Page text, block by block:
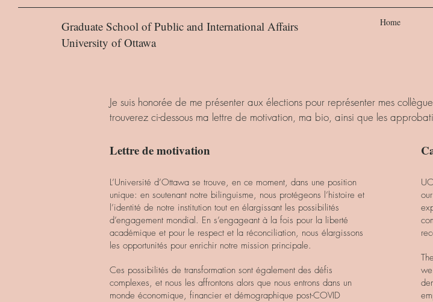
Graduate School of Public and International Affairs
University of Ottawa
Home
Je suis honorée de me présenter aux élections pour représenter mes
trouverez ci-dessous ma lettre de motivation, ma bio, ainsi que les
Lettre de motivation
L’Université d’Ottawa se trouve, en ce moment, dans une position
unique: en soutenant notre bilinguisme, nous protégeons l’histoire et
l’identité de notre institution tout en élargissant les possibilités
d’engagement mondial. En s’engageant à la fois pour la liberté
académique et pour le respect et la réconciliation, nous élargissons
les opportunités pour enrichir notre mission principale.
Ces possibilités de transformation sont également des défis
complexes, et nous les affrontons alors que nous entrons dans un
monde économique, financier et démographique post-COVID